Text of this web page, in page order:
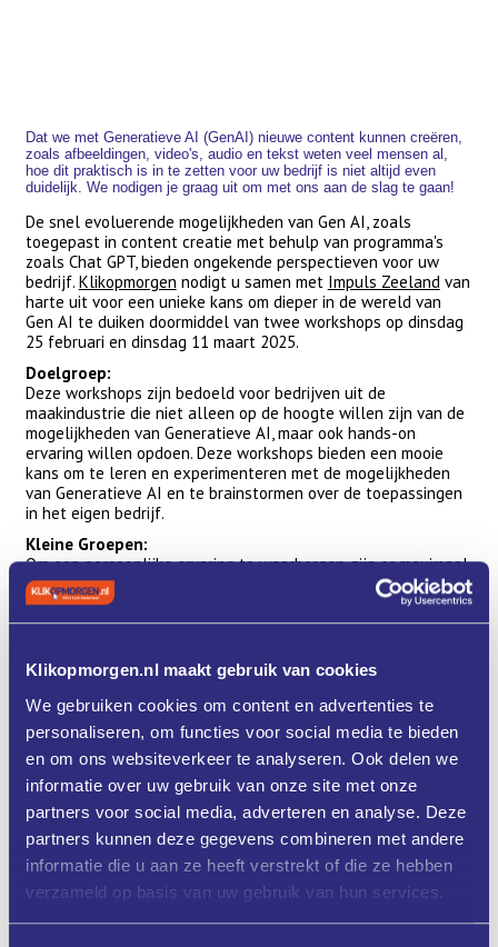
Klikopmorgen.nl maakt gebruik van cookies
We gebruiken cookies om content en advertenties te
personaliseren, om functies voor social media te bieden
en om ons websiteverkeer te analyseren. Ook delen we
informatie over uw gebruik van onze site met onze
partners voor social media, adverteren en analyse. Deze
partners kunnen deze gegevens combineren met andere
informatie die u aan ze heeft verstrekt of die ze hebben
verzameld op basis van uw gebruik van hun services.
Dat we met Generatieve AI (GenAI) nieuwe content kunnen creëren,
zoals afbeeldingen, video's, audio en tekst weten veel mensen al,
hoe dit praktisch is in te zetten voor uw bedrijf is niet altijd even
duidelijk. We nodigen je graag uit om met ons aan de slag te gaan!
De snel evoluerende mogelijkheden van Gen AI, zoals
toegepast in content creatie met behulp van programma's
zoals Chat GPT, bieden ongekende perspectieven voor uw
bedrijf. Klikopmorgen nodigt u samen met Impuls Zeeland van
harte uit voor een unieke kans om dieper in de wereld van
Gen AI te duiken doormiddel van twee workshops op dinsdag
25 februari en dinsdag 11 maart 2025.
Doelgroep:
Deze workshops zijn bedoeld voor bedrijven uit de
maakindustrie die niet alleen op de hoogte willen zijn van de
mogelijkheden van Generatieve AI, maar ook hands-on
ervaring willen opdoen. Deze workshops bieden een mooie
kans om te leren en experimenteren met de mogelijkheden
van Generatieve AI en te brainstormen over de toepassingen
in het eigen bedrijf.
Kleine Groepen:
Om een persoonlijke ervaring te waarborgen, zijn er maximaal
12 deelnemers per workshop.
Programma
Let op: dit is een 2-daagse workshop!
(Deelname aan allebei de dagen is verplicht!)
Datum:Dinsdag 25 februari en dinsdag 11 maart 2025
Tijd:10.00-13.00 uur
Locatie:
Impuls Zeeland
Adres: Edisonweg 37, D1, 4382 NV Vlissingen